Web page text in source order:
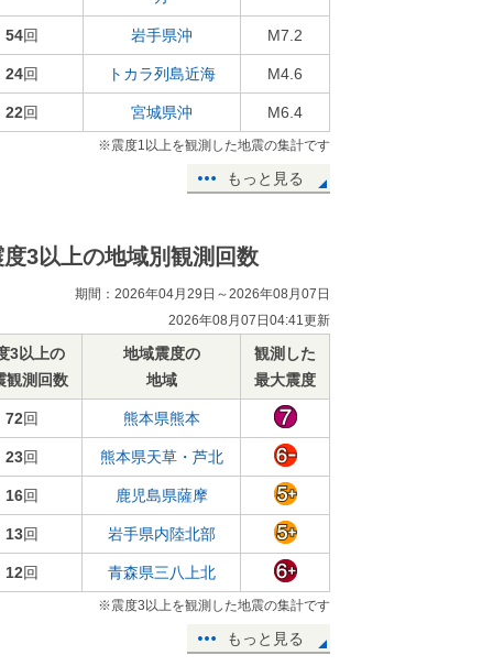
54回 岩手県沖 M7.2
24回 トカラ列島近海 M4.6
22回 宮城県沖 M6.4
※震度1以上を観測した地震の集計です
もっと見る
度3以上の地域別観測回数
期間：2026年04月29日～2026年08月07日
2026年08月07日04:41更新
3以上の
観測回数
地域震度の
地域
観測した
最大震度
72回 熊本県熊本
23回 熊本県天草・芦北
16回 鹿児島県薩摩
13回 岩手県内陸北部
12回 青森県三八上北
※震度3以上を観測した地震の集計です
もっと見る